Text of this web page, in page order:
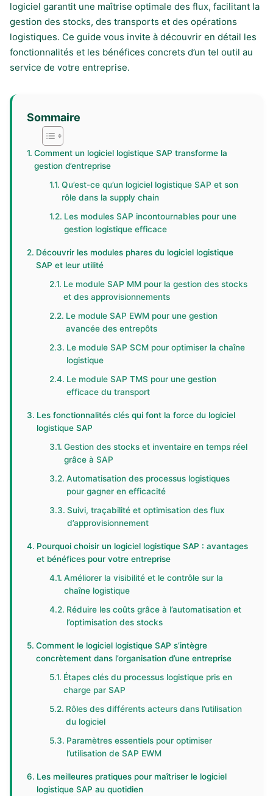
logiciel garantit une maîtrise optimale des flux, facilitant la
gestion des stocks, des transports et des opérations
logistiques. Ce guide vous invite à découvrir en détail les
fonctionnalités et les bénéfices concrets d’un tel outil au
service de votre entreprise.
Sommaire
Comment un logiciel logistique SAP transforme la
gestion d’entreprise
Qu’est-ce qu’un logiciel logistique SAP et son
rôle dans la supply chain
Les modules SAP incontournables pour une
gestion logistique efficace
Découvrir les modules phares du logiciel logistique
SAP et leur utilité
Le module SAP MM pour la gestion des stocks
et des approvisionnements
Le module SAP EWM pour une gestion
avancée des entrepôts
Le module SAP SCM pour optimiser la chaîne
logistique
Le module SAP TMS pour une gestion
efficace du transport
Les fonctionnalités clés qui font la force du logiciel
logistique SAP
Gestion des stocks et inventaire en temps réel
grâce à SAP
Automatisation des processus logistiques
pour gagner en efficacité
Suivi, traçabilité et optimisation des flux
d’approvisionnement
Pourquoi choisir un logiciel logistique SAP : avantages
et bénéfices pour votre entreprise
Améliorer la visibilité et le contrôle sur la
chaîne logistique
Réduire les coûts grâce à l’automatisation et
l’optimisation des stocks
Comment le logiciel logistique SAP s’intègre
concrètement dans l’organisation d’une entreprise
Étapes clés du processus logistique pris en
charge par SAP
Rôles des différents acteurs dans l’utilisation
du logiciel
Paramètres essentiels pour optimiser
l’utilisation de SAP EWM
Les meilleures pratiques pour maîtriser le logiciel
logistique SAP au quotidien